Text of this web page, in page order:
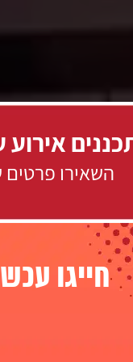
אירוע
השאירו
חייגו